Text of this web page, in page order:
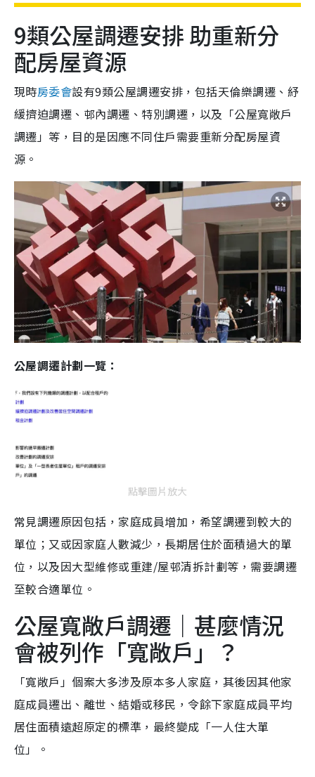
9類公屋調遷安排 助重新分
配房屋資源
現時房委會設有9類公屋調遷安排，包括天倫樂調遷、紓
緩擠迫調遷、邨內調遷、特別調遷，以及「公屋寬敞戶
調遷」等，目的是因應不同住戶需要重新分配房屋資
源。
公屋調遷計劃一覽：
點擊圖片放大
常見調遷原因包括，家庭成員增加，希望調遷到較大的
單位；又或因家庭人數減少，長期居住於面積過大的單
位，以及因大型維修或重建/屋邨清拆計劃等，需要調遷
至較合適單位。
公屋寬敞戶調遷｜甚麼情況
會被列作「寬敞戶」？
「寬敞戶」個案大多涉及原本多人家庭，其後因其他家
庭成員遷出、離世、結婚或移民，令餘下家庭成員平均
居住面積遠超原定的標準，最終變成「一人住大單
位」。